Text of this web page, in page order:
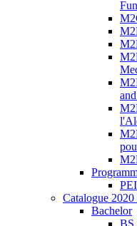
Catalogue 2020
Bachelor
BS